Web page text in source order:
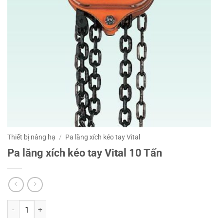
Thiết bị nâng hạ / Pa lăng xích kéo tay Vital
Pa lăng xích kéo tay Vital 10 Tấn
Pa lăng xích kéo tay Vital 10 Tấn số lượng